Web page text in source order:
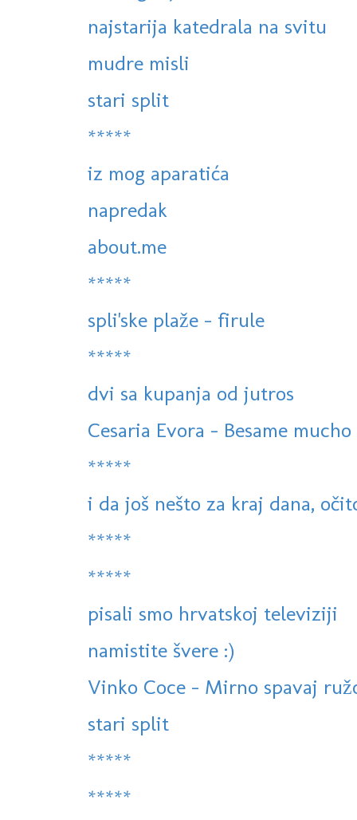
najstarija katedrala na svitu
mudre misli
stari split
*****
iz mog aparatića
napredak
about.me
*****
spli'ske plaže - firule
*****
dvi sa kupanja od jutros
Cesaria Evora - Besame
*****
i da još nešto za kraj dana,
*****
*****
pisali smo hrvatskoj televiziji
namistite švere :)
Vinko Coce - Mirno spavaj
stari split
*****
*****